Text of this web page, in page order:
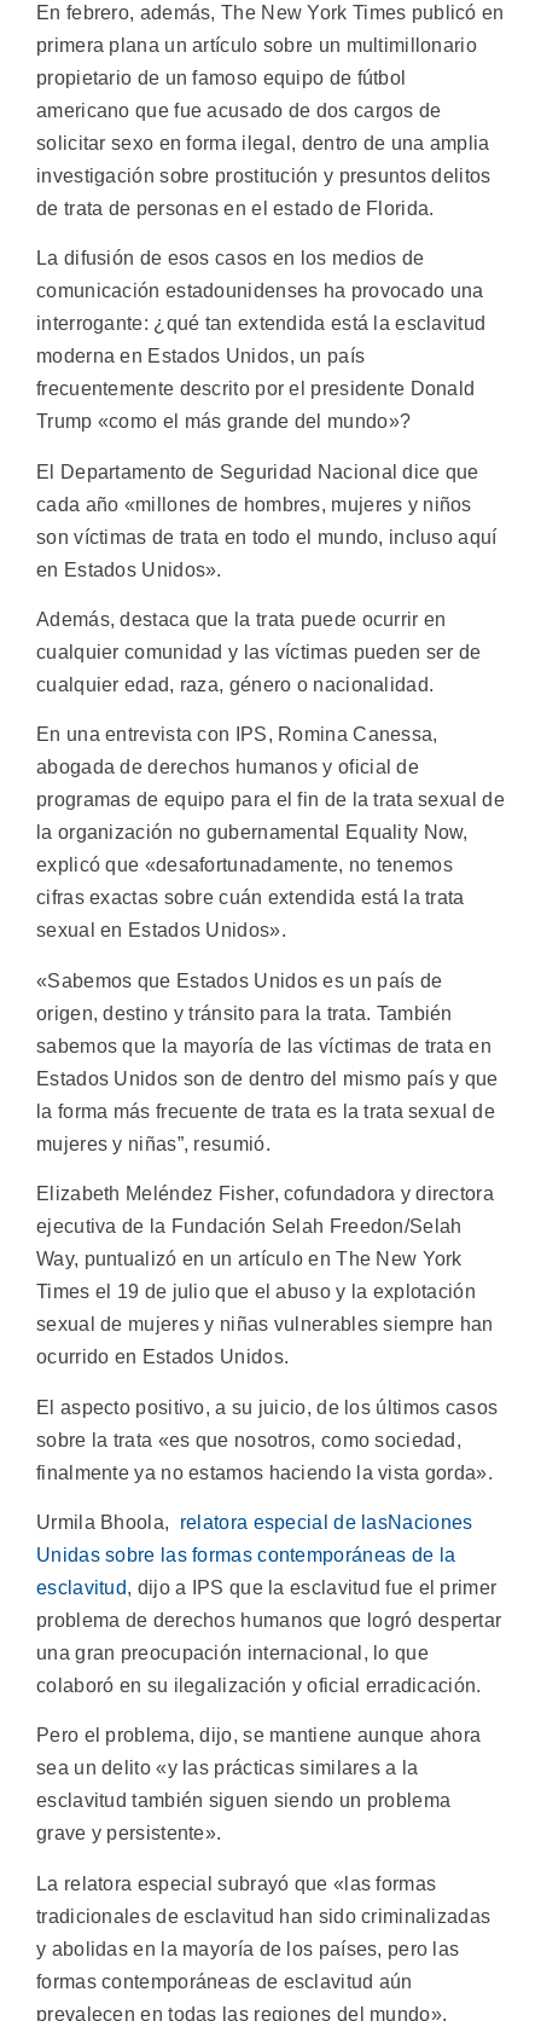
En febrero, además, The New York Times publicó en
primera plana un artículo sobre un multimillonario
propietario de un famoso equipo de fútbol
americano que fue acusado de dos cargos de
solicitar sexo en forma ilegal, dentro de una amplia
investigación sobre prostitución y presuntos delitos
de trata de personas en el estado de Florida.
La difusión de esos casos en los medios de
comunicación estadounidenses ha provocado una
interrogante: ¿qué tan extendida está la esclavitud
moderna en Estados Unidos, un país
frecuentemente descrito por el presidente Donald
Trump «como el más grande del mundo»?
El Departamento de Seguridad Nacional dice que
cada año «millones de hombres, mujeres y niños
son víctimas de trata en todo el mundo, incluso aquí
en Estados Unidos».
Además, destaca que la trata puede ocurrir en
cualquier comunidad y las víctimas pueden ser de
cualquier edad, raza, género o nacionalidad.
En una entrevista con IPS, Romina Canessa,
abogada de derechos humanos y oficial de
programas de equipo para el fin de la trata sexual de
la organización no gubernamental Equality Now,
explicó que «desafortunadamente, no tenemos
cifras exactas sobre cuán extendida está la trata
sexual en Estados Unidos».
«Sabemos que Estados Unidos es un país de
origen, destino y tránsito para la trata. También
sabemos que la mayoría de las víctimas de trata en
Estados Unidos son de dentro del mismo país y que
la forma más frecuente de trata es la trata sexual de
mujeres y niñas”, resumió.
Elizabeth Meléndez Fisher, cofundadora y directora
ejecutiva de la Fundación Selah Freedon/Selah
Way, puntualizó en un artículo en The New York
Times el 19 de julio que el abuso y la explotación
sexual de mujeres y niñas vulnerables siempre han
ocurrido en Estados Unidos.
El aspecto positivo, a su juicio, de los últimos casos
sobre la trata «es que nosotros, como sociedad,
finalmente ya no estamos haciendo la vista gorda».
Urmila Bhoola, relatora especial de lasNaciones
Unidas sobre las formas contemporáneas de la
esclavitud, dijo a IPS que la esclavitud fue el primer
problema de derechos humanos que logró despertar
una gran preocupación internacional, lo que
colaboró en su ilegalización y oficial erradicación.
Pero el problema, dijo, se mantiene aunque ahora
sea un delito «y las prácticas similares a la
esclavitud también siguen siendo un problema
grave y persistente».
La relatora especial subrayó que «las formas
tradicionales de esclavitud han sido criminalizadas
y abolidas en la mayoría de los países, pero las
formas contemporáneas de esclavitud aún
prevalecen en todas las regiones del mundo».